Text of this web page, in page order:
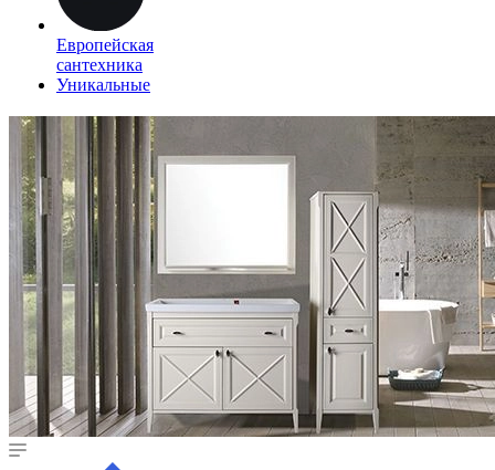
Европейская
сантехника
Уникальные